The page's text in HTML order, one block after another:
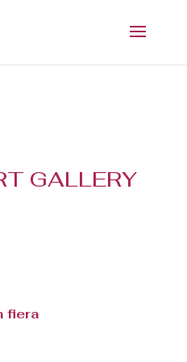
GALLERY
fiera